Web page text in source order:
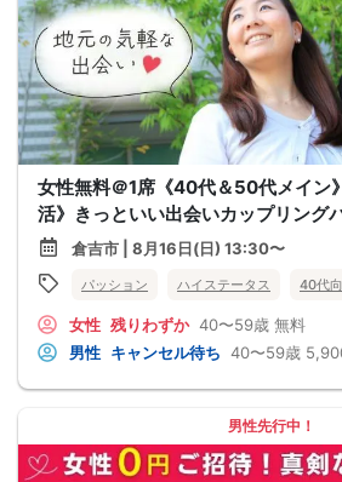
女性無料＠1席《40代＆50代メイン
活》きっといい出会いカップリング
倉吉市 | 8月16日(日) 13:30〜
パッション ハイステータス 40代
女性 残りわずか 40〜59歳 無料
男性 キャンセル待ち 40〜59歳
男性先行中！